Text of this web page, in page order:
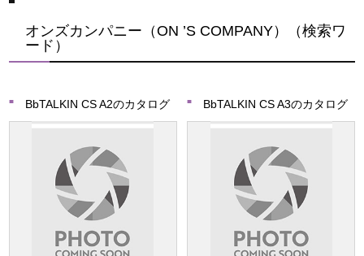
オンズカンパニー（ON ’S COMPANY）（検索ワ
ード）
BbTALKIN CS A2のカタログ BbTALKIN CS A3のカタログ